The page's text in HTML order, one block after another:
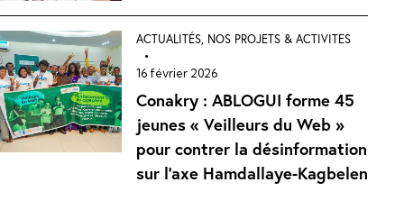
ACTUALITÉS, NOS PROJETS & ACTIVITES
16 février 2026
Conakry : ABLOGUI forme 45
jeunes « Veilleurs du Web »
pour contrer la désinformation
sur l’axe Hamdallaye-Kagbelen